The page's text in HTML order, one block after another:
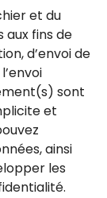
et du
fins de
d’envoi de
sont
et
ainsi
les